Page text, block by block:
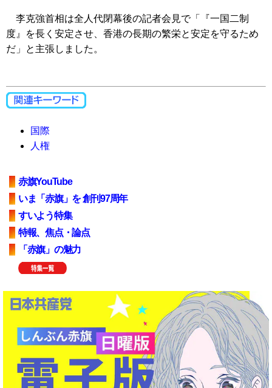
李克強首相は全人代閉幕後の記者会見で「『一国二制
度』を長く安定させ、香港の長期の繁栄と安定を守るため
だ」と主張しました。
国際
人権
赤旗YouTube
いま「赤旗」を 創刊97周年
すいよう特集
特報、焦点・論点
「赤旗」の魅力